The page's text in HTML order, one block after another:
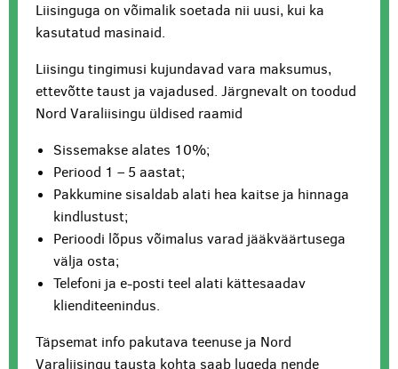
Liisinguga on võimalik soetada nii uusi, kui ka
kasutatud masinaid.
Liisingu tingimusi kujundavad vara maksumus,
ettevõtte taust ja vajadused. Järgnevalt on toodud
Nord Varaliisingu üldised raamid
Sissemakse alates 10%;
Periood 1 – 5 aastat;
Pakkumine sisaldab alati hea kaitse ja hinnaga
kindlustust;
Perioodi lõpus võimalus varad jääkväärtusega
välja osta;
Telefoni ja e-posti teel alati kättesaadav
klienditeenindus.
Täpsemat info pakutava teenuse ja Nord
Varaliisingu tausta kohta saab lugeda nende